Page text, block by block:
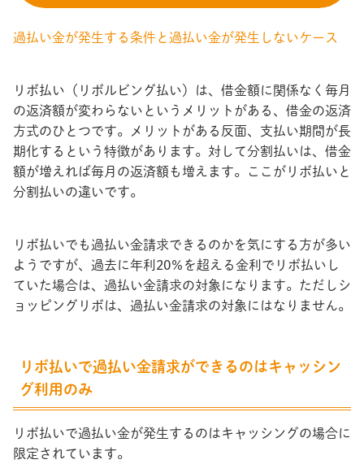
過払い金が発生する条件と過払い金が発生しないケース
リボ払い（リボルビング払い）は、借金額に関係なく毎月
の返済額が変わらないというメリットがある、借金の返済
方式のひとつです。メリットがある反面、支払い期間が長
期化するという特徴があります。対して分割払いは、借金
額が増えれば毎月の返済額も増えます。ここがリボ払いと
分割払いの違いです。
リボ払いでも過払い金請求できるのかを気にする方が多い
ようですが、過去に年利20％を超える金利でリボ払いし
ていた場合は、過払い金請求の対象になります。ただしシ
ョッピングリボは、過払い金請求の対象にはなりません。
リボ払いで過払い金請求ができるのはキャッシン
グ利用のみ
リボ払いで過払い金が発生するのはキャッシングの場合に
限定されています。